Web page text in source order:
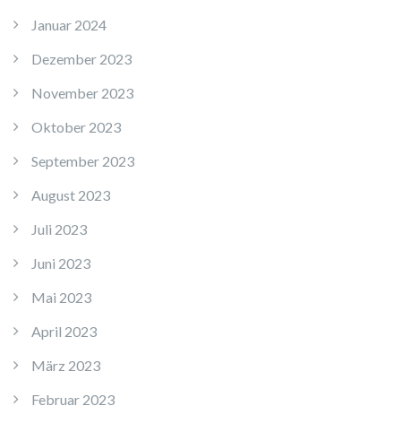
Januar 2024
Dezember 2023
November 2023
Oktober 2023
September 2023
August 2023
Juli 2023
Juni 2023
Mai 2023
April 2023
März 2023
Februar 2023